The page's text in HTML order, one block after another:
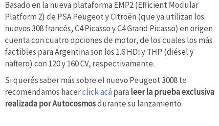
Basado en la nueva plataforma EMP2 (Efficient Modular
Platform 2) de PSA Peugeot y Citroën (que ya utilizan los
nuevos 308 francés, C4 Picasso y C4 Grand Picasso) en origen
cuenta con cuatro opciones de motor, de los cuales los más
factibles para Argentina son los 1.6 HDi y THP (diésel y
naftero) con 120 y 160 CV, respectivamente.
Si querés saber más sobre el nuevo Peugeot 3008 te
recomendamos hacerclick acápara leer la prueba exclusiva
realizada por Autocosmosdurante su lanzamiento.